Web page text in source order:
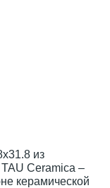
из
Ceramica –
керамической